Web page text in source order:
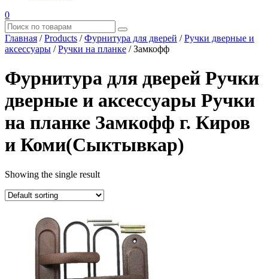
0
Главная /Products /Фурнитура для дверей /Ручки дверные и
аксессуары /Ручки на планке /Замкофф
Фурнитура для дверей Ручки
дверные и аксессуары Ручки
на планке Замкофф г. Киров
и Коми(Сыктывкар)
Showing the single result